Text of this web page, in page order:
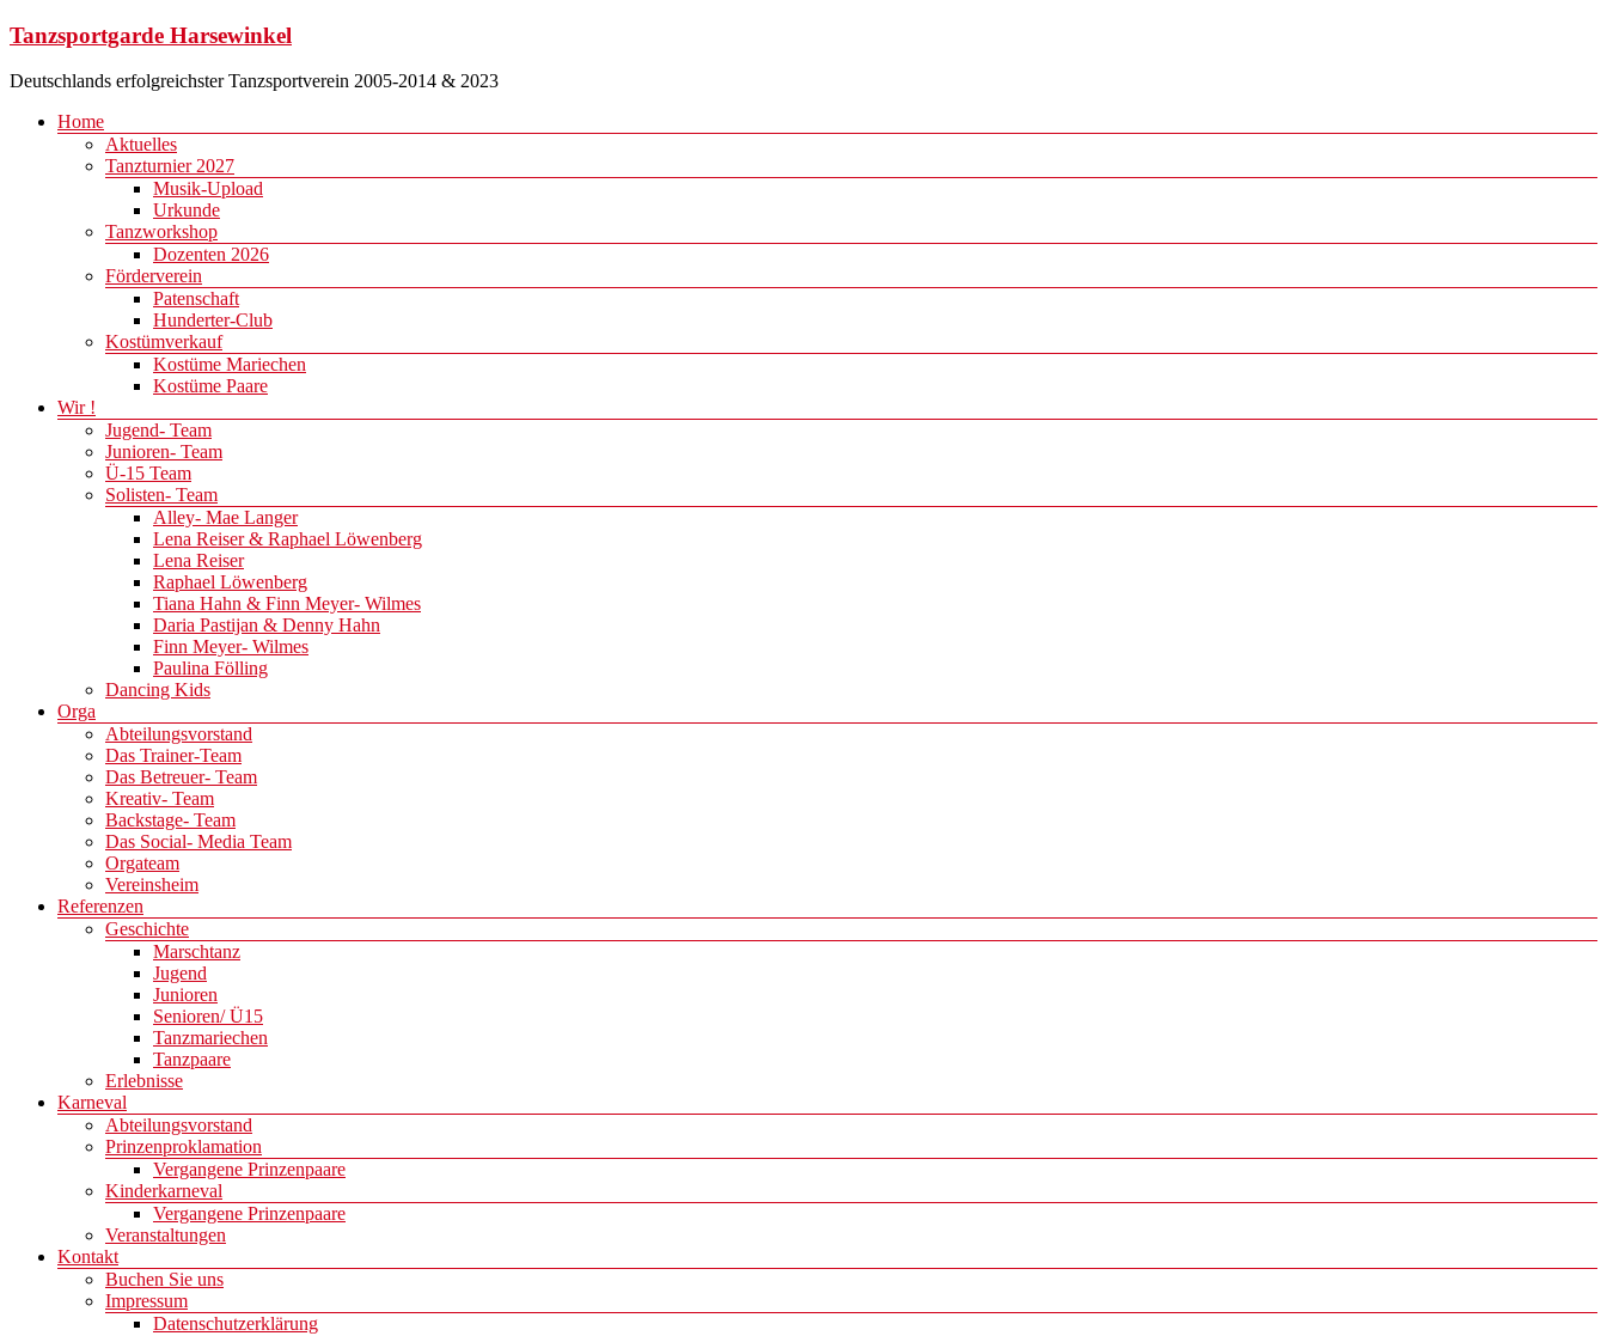
Zum
springen
Tanzsportgarde Harsewinkel
Deutschlands erfolgreichster Tanzsportverein 2005-2014 & 2023
Menü
Home
Aktuelles
Tanzturnier 2027
Musik-Upload
Urkunde
Tanzworkshop
Dozenten 2026
Förderverein
Patenschaft
Hunderter-Club
Kostümverkauf
Kostüme Mariechen
Kostüme Paare
Wir !
Jugend- Team
Junioren- Team
Ü-15 Team
Solisten- Team
Alley- Mae Langer
Lena Reiser & Raphael Löwenberg
Lena Reiser
Raphael Löwenberg
Tiana Hahn & Finn Meyer- Wilmes
Daria Pastijan & Denny Hahn
Finn Meyer- Wilmes
Paulina Fölling
Dancing Kids
Orga
Abteilungsvorstand
Das Trainer-Team
Das Betreuer- Team
Kreativ- Team
Backstage- Team
Das Social- Media Team
Orgateam
Vereinsheim
Referenzen
Geschichte
Marschtanz
Jugend
Junioren
Senioren/ Ü15
Tanzmariechen
Tanzpaare
Erlebnisse
Karneval
Abteilungsvorstand
Prinzenproklamation
Vergangene Prinzenpaare
Kinderkarneval
Vergangene Prinzenpaare
Veranstaltungen
Kontakt
Buchen Sie uns
Impressum
Datenschutzerklärung